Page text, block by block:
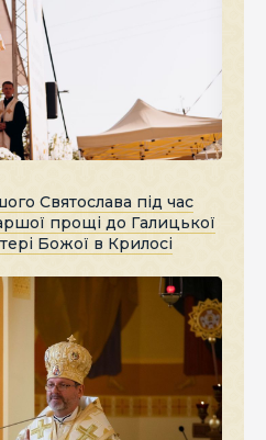
Святослава під час
прощі до Галицької
Божої в Крилосі